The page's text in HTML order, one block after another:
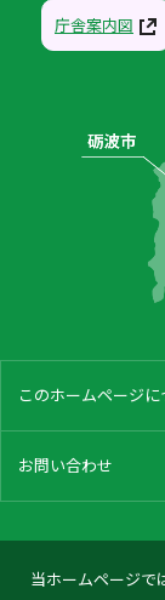
当ホームページで
庁舎案内図
このホームページに
お問い合わせ